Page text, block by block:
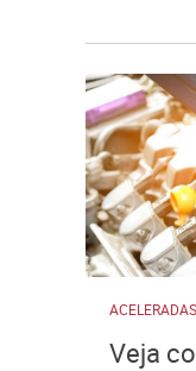
ACELERADAS
Veja